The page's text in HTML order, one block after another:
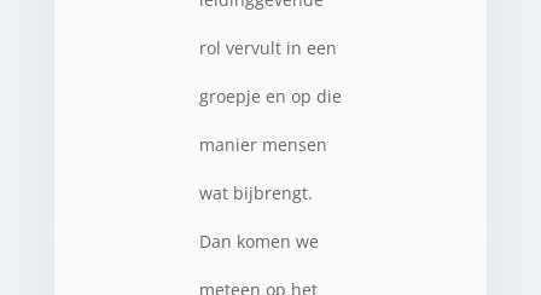
rol vervult in een
groepje en op die
manier mensen
wat bijbrengt.
Dan komen we
meteen op het